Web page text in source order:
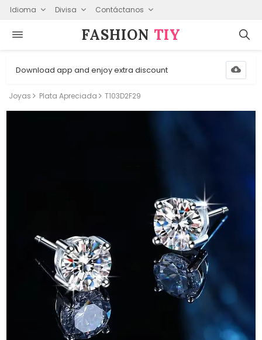
Idioma Divisa Contáctanos
FASHION⁠ TIY
Download app and enjoy extra discount
Joyas Plata Apreciada T103D2F29